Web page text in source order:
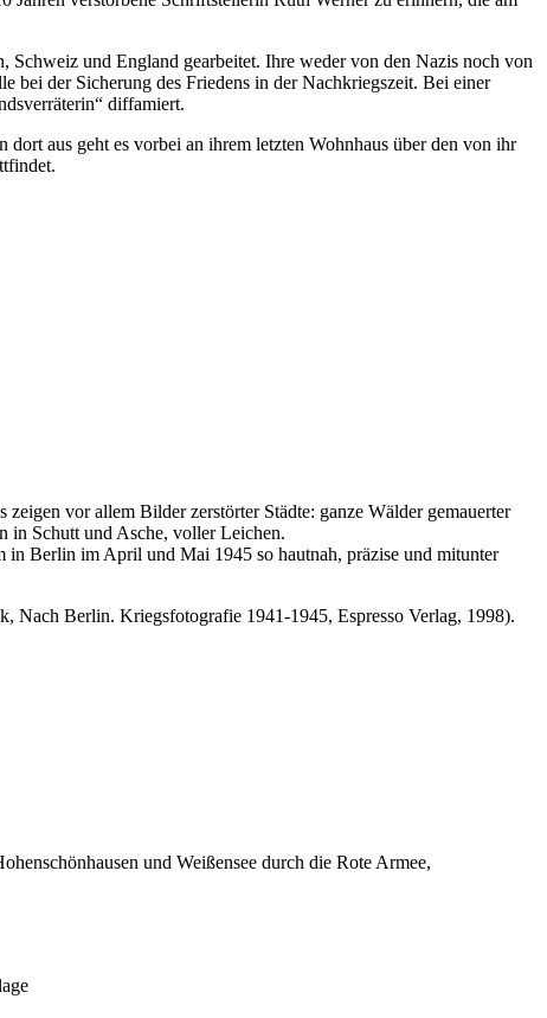
Schweiz und England gearbeitet. Ihre weder von den Nazis noch von
bei der Sicherung des Friedens in der Nachkriegszeit. Bei einer
diffamiert.
aus geht es vorbei an ihrem letzten Wohnhaus über den von ihr
vor allem Bilder zerstörter Städte: ganze Wälder gemauerter
in Schutt und Asche, voller Leichen.
in Berlin im April und Mai 1945 so hautnah, präzise und mitunter
Nach Berlin. Kriegsfotografie 1941-1945, Espresso Verlag, 1998).
und Weißensee durch die Rote Armee,